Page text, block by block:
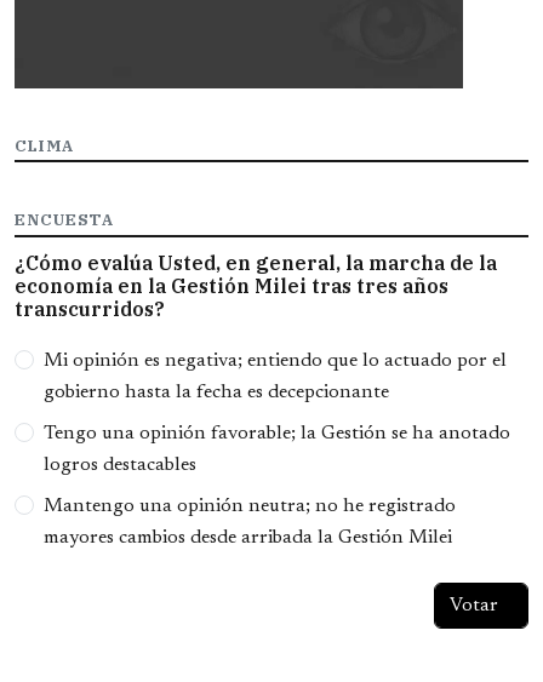
CLIMA
ENCUESTA
¿Cómo evalúa Usted, en general, la marcha de la
economía en la Gestión Milei tras tres años
transcurridos?
Opciones
Mi opinión es negativa; entiendo que lo actuado por el
gobierno hasta la fecha es decepcionante
Tengo una opinión favorable; la Gestión se ha anotado
logros destacables
Mantengo una opinión neutra; no he registrado
mayores cambios desde arribada la Gestión Milei